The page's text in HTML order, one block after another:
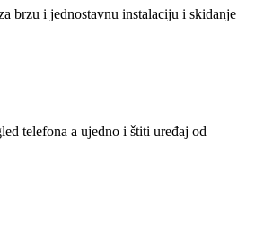
brzu i jednostavnu instalaciju i skidanje
telefona a ujedno i štiti uređaj od